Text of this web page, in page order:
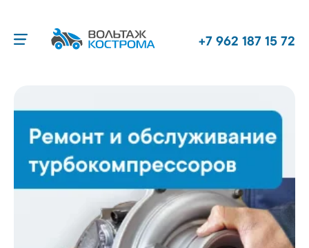
+7 962 187 15 72